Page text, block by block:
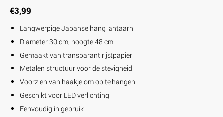
€3,99
Langwerpige Japanse hang lantaarn
Diameter 30 cm, hoogte 48 cm
Gemaakt van transparant rijstpapier
Metalen structuur voor de stevigheid
Voorzien van haakje om op te hangen
Geschikt voor LED verlichting
Eenvoudig in gebruik